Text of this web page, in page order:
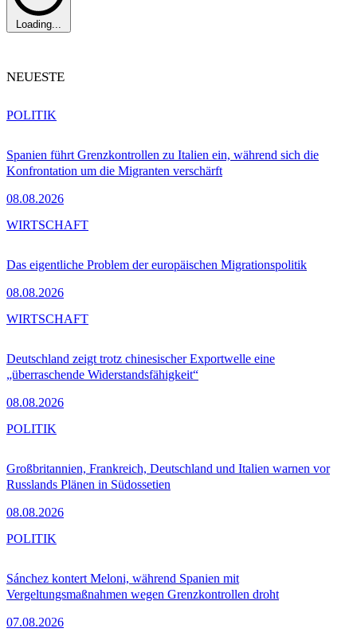
Loading...
NEUESTE
Spanien führt Grenzkontrollen zu Italien ein, während sich die
Konfrontation um die Migranten verschärft
08.08.2026
POLITIK
Das eigentliche Problem der europäischen Migrationspolitik
08.08.2026
WIRTSCHAFT
Deutschland zeigt trotz chinesischer Exportwelle eine
„überraschende Widerstandsfähigkeit“
08.08.2026
WIRTSCHAFT
Großbritannien, Frankreich, Deutschland und Italien warnen vor
Russlands Plänen in Südossetien
08.08.2026
POLITIK
Sánchez kontert Meloni, während Spanien mit
Vergeltungsmaßnahmen wegen Grenzkontrollen droht
07.08.2026
POLITIK